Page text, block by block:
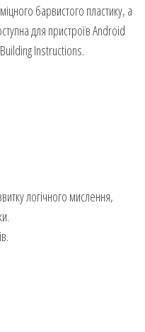
барвистого пластику, а
для пристроїв Android
Instructions.
логічного мислення,